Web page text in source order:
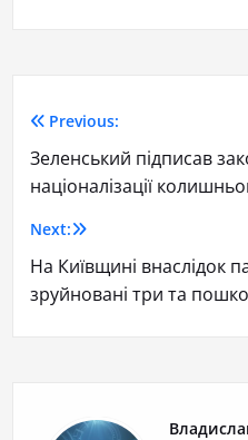
Previous:
Зеленський підписав
націоналізації
Next:
На Київщині внаслідок
зруйновані три та